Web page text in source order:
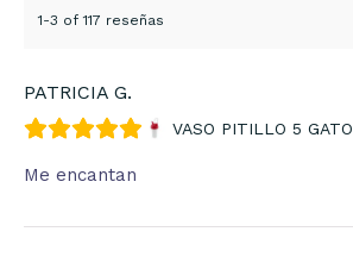
1-3 of 117 reseñas
PATRICIA G.
VASO PITILLO 5 GATO
Me encantan